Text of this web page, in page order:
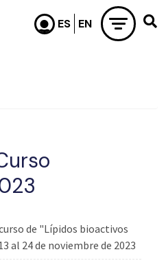
Skip to main content
de "Lípidos bioactivos
al 24 de noviembre de 2023